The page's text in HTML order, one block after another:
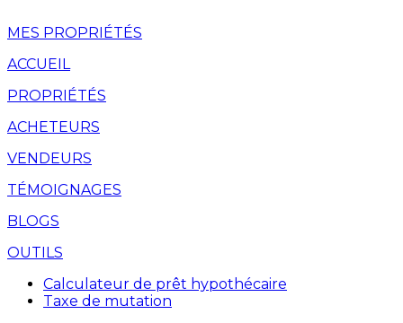
MES PROPRIÉTÉS
ACCUEIL
PROPRIÉTÉS
ACHETEURS
VENDEURS
TÉMOIGNAGES
BLOGS
OUTILS
Calculateur de prêt hypothécaire
Taxe de mutation